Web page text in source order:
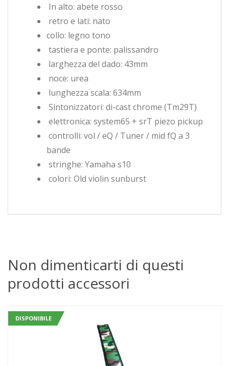
In alto: abete rosso
retro e lati: nato
collo: legno tono
tastiera e ponte: palissandro
larghezza del dado: 43mm
noce: urea
lunghezza scala: 634mm
Sintonizzatori: di-cast chrome (Tm29T)
elettronica: system65 + srT piezo pickup
controlli: vol / eQ / Tuner / mid fQ a 3
bande
stringhe: Yamaha s10
colori: Old violin sunburst
Non dimenticarti di questi
prodotti accessori
DISPONIBILE